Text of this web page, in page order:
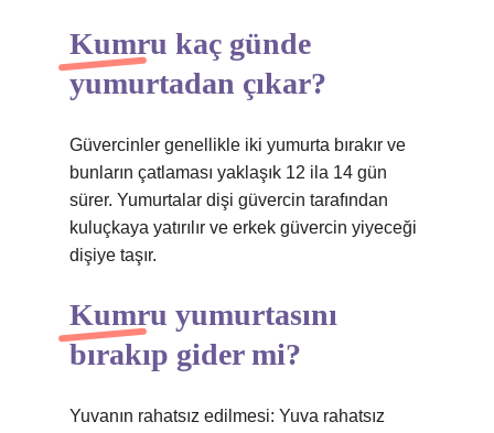
Kumru kaç günde
yumurtadan çıkar?
Güvercinler genellikle iki yumurta bırakır ve
bunların çatlaması yaklaşık 12 ila 14 gün
sürer. Yumurtalar dişi güvercin tarafından
kuluçkaya yatırılır ve erkek güvercin yiyeceği
dişiye taşır.
Kumru yumurtasını
bırakıp gider mi?
Yuvanın rahatsız edilmesi: Yuva rahatsız